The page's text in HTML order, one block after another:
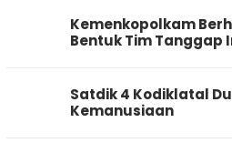
Kemenkopolkam
Bentuk Tim Tanggap
Satdik 4 Kodiklatal
Kemanusiaan